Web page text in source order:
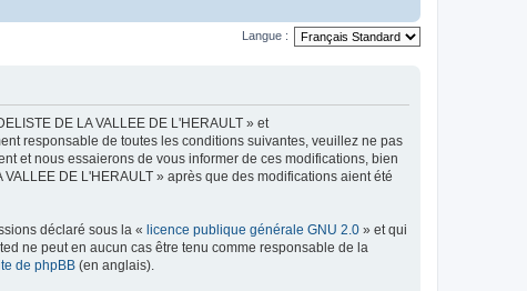
Langue :
DE LA VALLEE DE L'HERAULT » et
responsable de toutes les conditions suivantes, veuillez ne pas
et nous essaierons de vous informer de ces modifications, bien
DE L'HERAULT » après que des modifications aient été
déclaré sous la « licence publique générale GNU 2.0 » et qui
ne peut en aucun cas être tenu comme responsable de la
de phpBB (en anglais).